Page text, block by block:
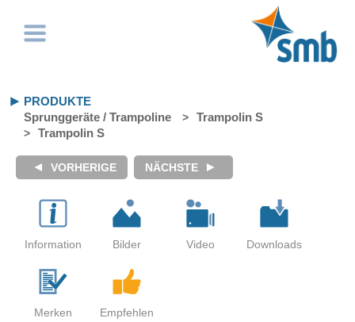
PRODUKTE
Sprunggeräte / Trampoline
Trampolin S
Trampolin S